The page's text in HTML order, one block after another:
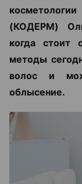
(КОДЕРМ)
когда стоит
методы
волос и
облысение.